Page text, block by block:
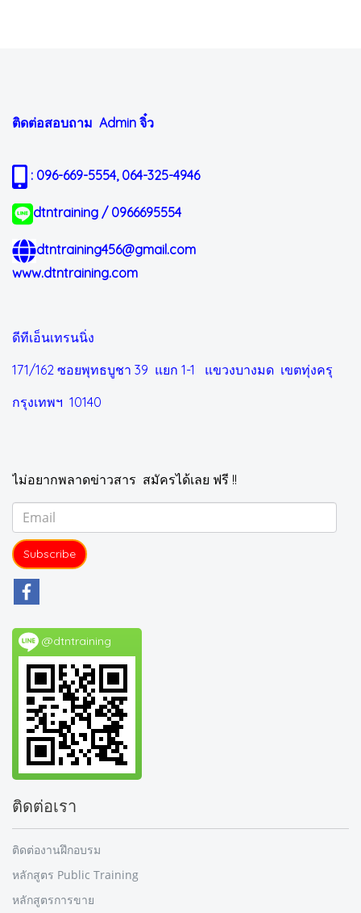
ติดต่อสอบถาม Admin จิ๋ว
: 096-669-5554, 064-325-4946
dtntraining / 0966695554
dtntraining456@gmail.com
www.dtntraining.com
ดีทีเอ็นเทรนนิ่ง
171/162 ซอยพุทธบูชา 39 แยก 1-1 แขวงบางมด เขตทุ่งครุ
กรุงเทพฯ 10140
ไม่อยากพลาดข่าวสาร สมัครได้เลย ฟรี !!
Subscribe
@dtntraining
ติดต่อเรา
ติดต่องานฝึกอบรม
หลักสูตร Public Training
หลักสูตรการขาย